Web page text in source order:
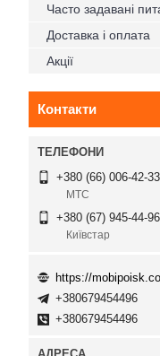
Часто задавані
Доставка і оплата
Акції
Контакти
+380 (66) 006-42-33
МТС
+380 (67) 945-44-96
Київстар
https://
+380679454496
+380679454496